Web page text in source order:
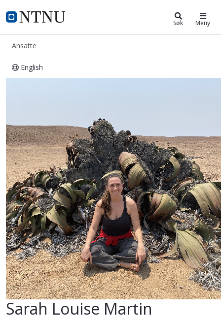
NTNU Hjemmeside
ntnu.no Søk Meny
Ansatte
English
Sarah Louise Martin